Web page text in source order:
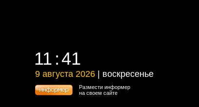
11 41
11 41
9 августа 2026 | воскресенье
9 августа 2026 | воскресенье
Размести информер
на своем сайте